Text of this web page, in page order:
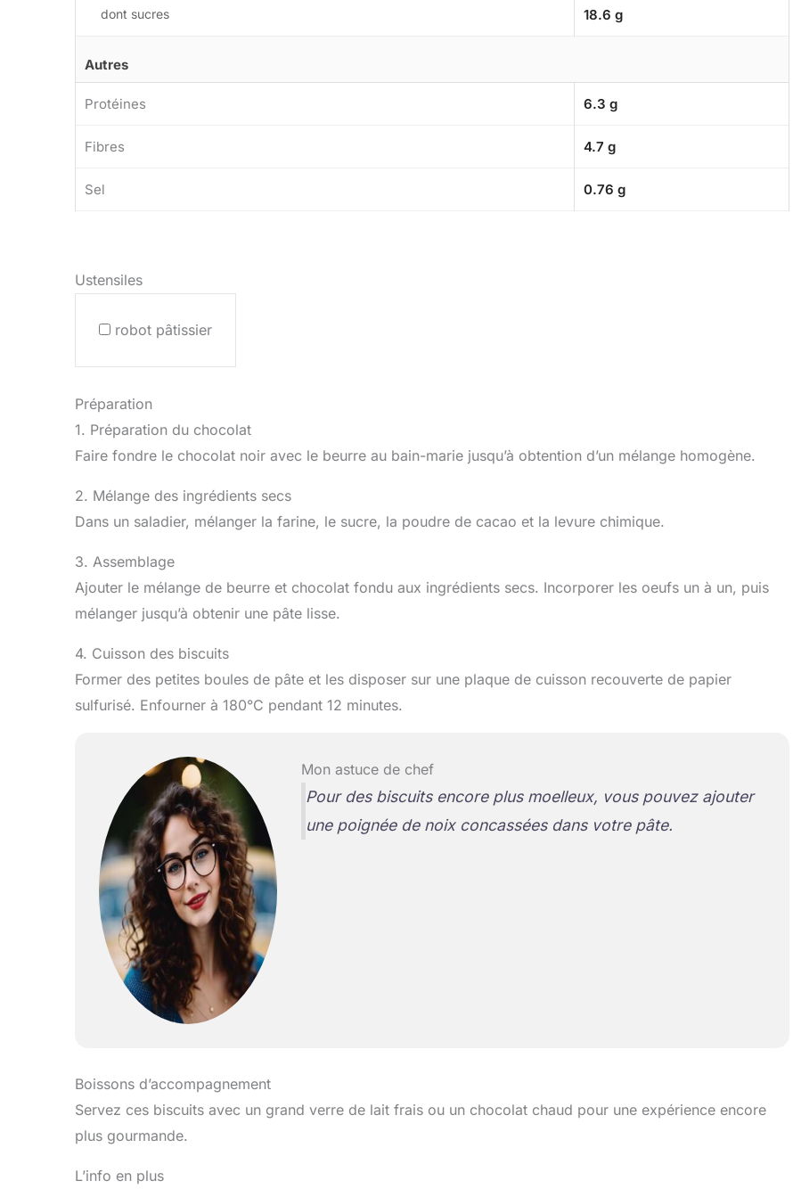
dont sucres 18.6 g
Autres
Protéines 6.3 g
Fibres 4.7 g
Sel 0.76 g
Ustensiles
robot pâtissier
Préparation
1. Préparation du chocolat
Faire fondre le chocolat noir avec le beurre au bain-marie jusqu’à obtention d’un mélange homogène.
2. Mélange des ingrédients secs
Dans un saladier, mélanger la farine, le sucre, la poudre de cacao et la levure chimique.
3. Assemblage
Ajouter le mélange de beurre et chocolat fondu aux ingrédients secs. Incorporer les oeufs un à un, puis
mélanger jusqu’à obtenir une pâte lisse.
4. Cuisson des biscuits
Former des petites boules de pâte et les disposer sur une plaque de cuisson recouverte de papier
sulfurisé. Enfourner à 180°C pendant 12 minutes.
Mon astuce de chef
Pour des biscuits encore plus moelleux, vous pouvez ajouter
une poignée de noix concassées dans votre pâte.
Boissons d’accompagnement
Servez ces biscuits avec un grand verre de lait frais ou un chocolat chaud pour une expérience encore
plus gourmande.
L’info en plus